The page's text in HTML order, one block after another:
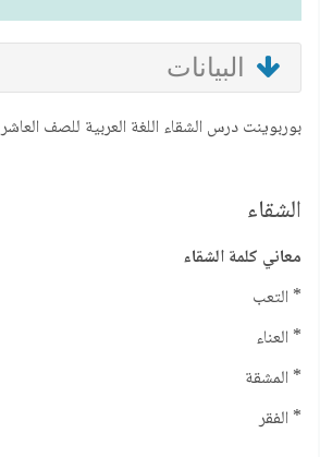
البيانات
بوربوينت درس الشقاء اللغة العربية للصف العاشر
الشقاء
معاني كلمة الشقاء
* التعب
* العناء
* المشقة
* الفقر